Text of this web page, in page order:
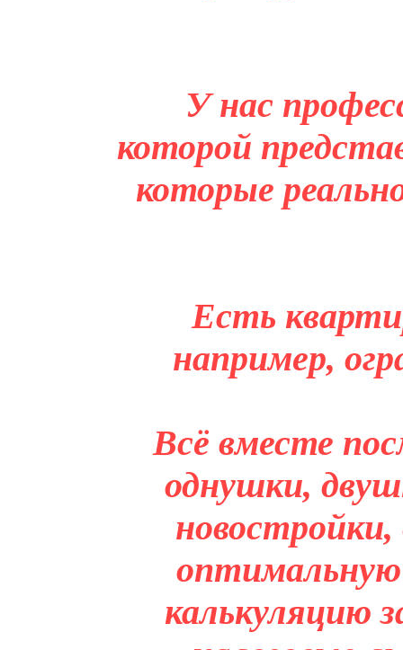
У нас
которой
которые
Есть
например,
Всё вместе
однушки,
оптимальную
калькуляцию